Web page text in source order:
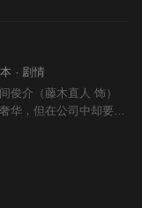
· 剧情
俊介（藤木直人 饰）
华，但在公司中却要承